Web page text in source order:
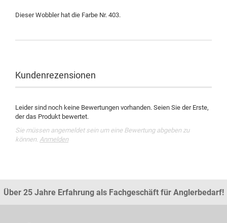
Dieser Wobbler hat die Farbe Nr. 403.
Kundenrezensionen
Leider sind noch keine Bewertungen vorhanden. Seien Sie der Erste,
der das Produkt bewertet.
Sie müssen angemeldet sein um eine Bewertung abgeben zu
können. Anmelden
Über 25 Jahre Erfahrung als Fachgeschäft für Anglerbedarf!